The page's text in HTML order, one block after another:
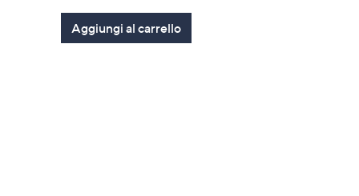
of
5
Stars
Recensioni
Aggiungi al carrello